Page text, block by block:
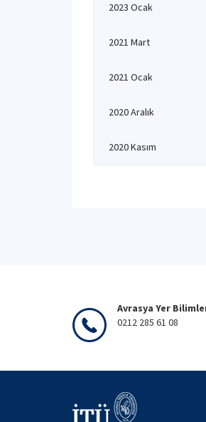
2023 Ocak
2021 Mart
2021 Ocak
2020 Aralık
2020 Kasım
Avrasya Yer
0212 285 61 08